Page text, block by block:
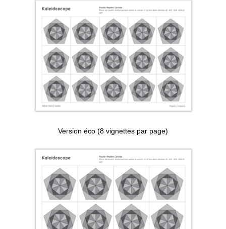
Version éco (8 vignettes par page)